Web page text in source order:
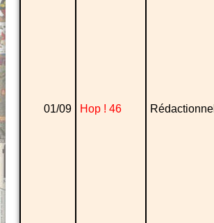
01/09 Hop ! 46 Rédactionnel